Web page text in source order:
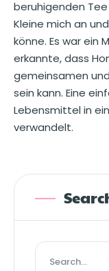
beruhigenden
Kleine mich an
könne. Es war ein
erkannte, dass
gemeinsamen
sein kann. Eine
Lebensmittel in
verwandelt.